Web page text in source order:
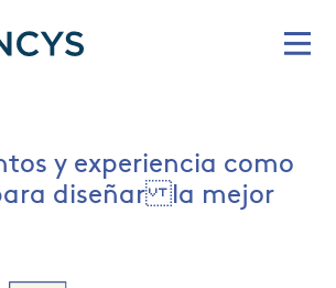
y experiencia como
diseñar la mejor